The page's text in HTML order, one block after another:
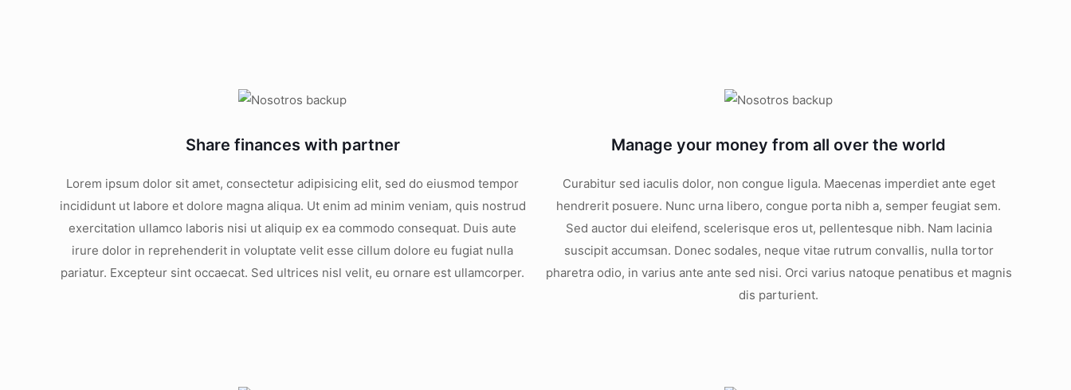
Share finances with partner
Lorem ipsum dolor sit amet, consectetur adipisicing elit, sed do eiusmod tempor
incididunt ut labore et dolore magna aliqua. Ut enim ad minim veniam, quis nostrud
exercitation ullamco laboris nisi ut aliquip ex ea commodo consequat. Duis aute
irure dolor in reprehenderit in voluptate velit esse cillum dolore eu fugiat nulla
pariatur. Excepteur sint occaecat. Sed ultrices nisl velit, eu ornare est ullamcorper.
Manage your money from all over the world
Curabitur sed iaculis dolor, non congue ligula. Maecenas imperdiet ante eget
hendrerit posuere. Nunc urna libero, congue porta nibh a, semper feugiat sem.
Sed auctor dui eleifend, scelerisque eros ut, pellentesque nibh. Nam lacinia
suscipit accumsan. Donec sodales, neque vitae rutrum convallis, nulla tortor
pharetra odio, in varius ante ante sed nisi. Orci varius natoque penatibus et magnis
dis parturient.